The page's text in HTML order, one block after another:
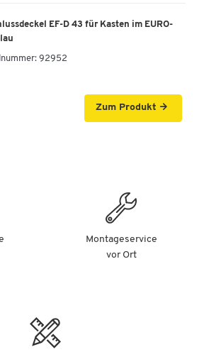
EF-D 43 für Kasten im EURO-
92952
Zum Produkt
Montageservice
vor Ort